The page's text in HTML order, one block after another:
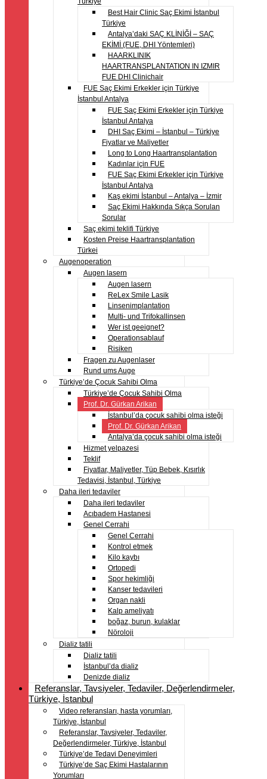
Best Hair Clinic Saç Ekimi İstanbul
Türkiye
Antalya’daki SAÇ KLİNİĞİ – SAÇ
EKİMİ (FUE, DHI Yöntemleri)
HAARKLINIK
HAARTRANSPLANTATION IN IZMIR
FUE DHI Clinichair
FUE Saç Ekimi Erkekler için Türkiye
İstanbul Antalya
FUE Saç Ekimi Erkekler için Türkiye
İstanbul Antalya
DHI Saç Ekimi – İstanbul – Türkiye
Fiyatlar ve Maliyetler
Long to Long Haartransplantation
Kadınlar için FUE
FUE Saç Ekimi Erkekler için Türkiye
İstanbul Antalya
Kaş ekimi İstanbul – Antalya – İzmir
Saç Ekimi Hakkında Sıkça Sorulan
Sorular
Saç ekimi teklifi Türkiye
Kosten Preise Haartransplantation
Türkei
Augenoperation
Augen lasern
Augen lasern
ReLex Smile Lasik
Linsenimplantation
Multi- und Trifokallinsen
Wer ist geeignet?
Operationsablauf
Risiken
Fragen zu Augenlaser
Rund ums Auge
Türkiye’de Çocuk Sahibi Olma
Türkiye’de Çocuk Sahibi Olma
Prof. Dr. Gürkan Arikan
İstanbul’da çocuk sahibi olma isteği
Prof. Dr. Gürkan Arikan
Antalya’da çocuk sahibi olma isteği
Hizmet yelpazesi
Teklif
Fiyatlar, Maliyetler, Tüp Bebek, Kısırlık
Tedavisi, İstanbul, Türkiye
Daha ileri tedaviler
Daha ileri tedaviler
Acıbadem Hastanesi
Genel Cerrahi
Genel Cerrahi
Kontrol etmek
Kilo kaybı
Ortopedi
Spor hekimliği
Kanser tedavileri
Organ nakli
Kalp ameliyatı
boğaz, burun, kulaklar
Nöroloji
Dializ tatili
Dializ tatili
İstanbul’da dializ
Denizde dializ
Referanslar, Tavsiyeler, Tedaviler, Değerlendirmeler,
Türkiye, İstanbul
Video referansları, hasta yorumları,
Türkiye, İstanbul
Referanslar, Tavsiyeler, Tedaviler,
Değerlendirmeler, Türkiye, İstanbul
Türkiye’de Tedavi Deneyimleri
Türkiye’de Saç Ekimi Hastalarının
Yorumları